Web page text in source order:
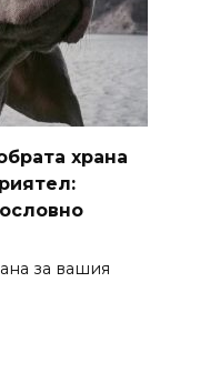
храна
за вашия